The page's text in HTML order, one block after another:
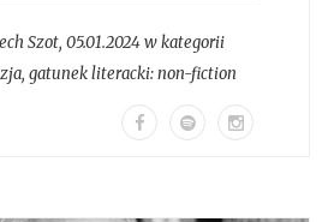
Szot, 05.01.2024 w kategorii
, gatunek literacki:non-fiction